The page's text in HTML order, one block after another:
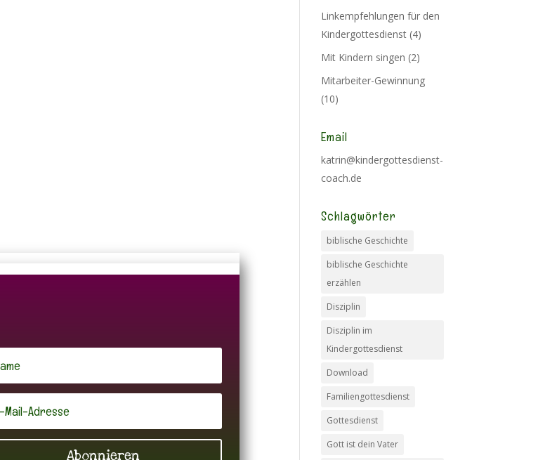
Abonnieren
Linkempfehlungen für den
Kindergottesdienst (4)
Mit Kindern singen (2)
Mitarbeiter-Gewinnung
(10)
Email
katrin@kindergottesdienst-
coach.de
Schlagwörter
biblische Geschichte
biblische Geschichte
erzählen
Disziplin
Disziplin im
Kindergottesdienst
Download
Familiengottesdienst
Gottesdienst
Gott ist dein Vater